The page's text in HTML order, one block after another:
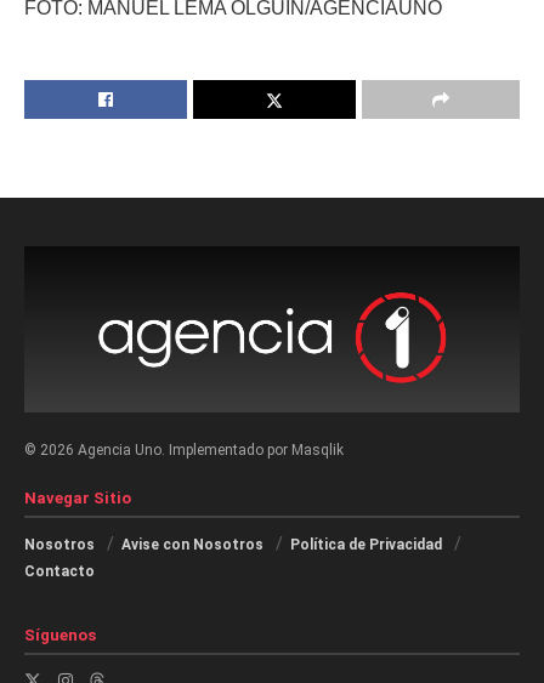
FOTO: MANUEL LEMA OLGUIN/AGENCIAUNO
© 2026 Agencia Uno. Implementado por Masqlik
Navegar Sitio
Nosotros Avise con Nosotros
Política de Privacidad
Contacto
Síguenos